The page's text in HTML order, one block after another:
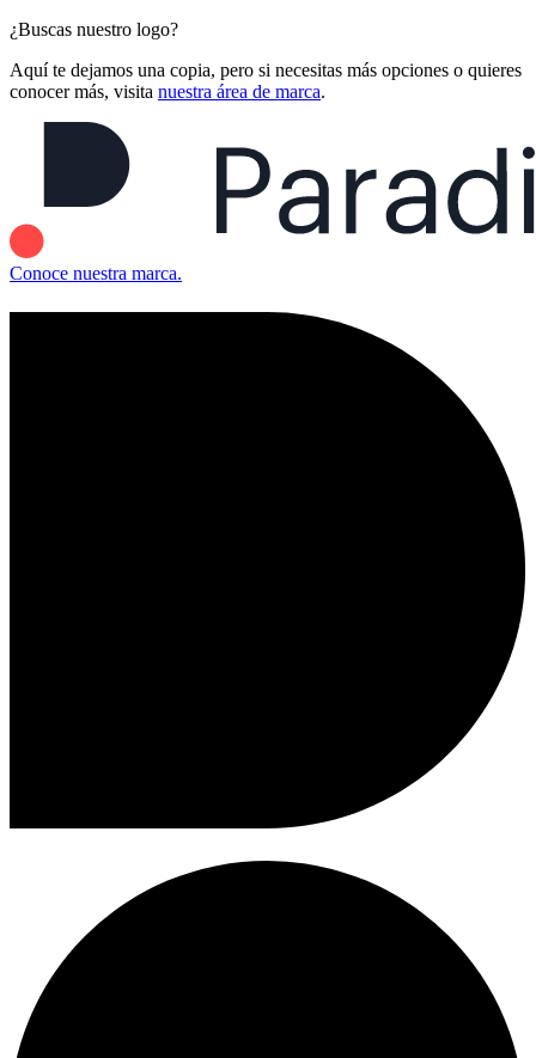
¿Buscas nuestro logo?
Aquí te dejamos una copia, pero si necesitas más opciones o quieres
conocer más, visita nuestra área de marca.
Conoce nuestra marca.